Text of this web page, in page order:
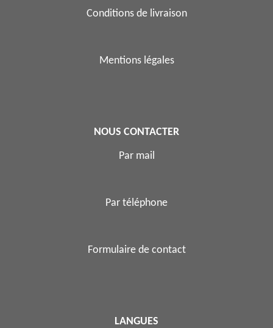
Conditions de livraison
Mentions légales
NOUS CONTACTER
Par mail
Par téléphone
Formulaire de contact
LANGUES